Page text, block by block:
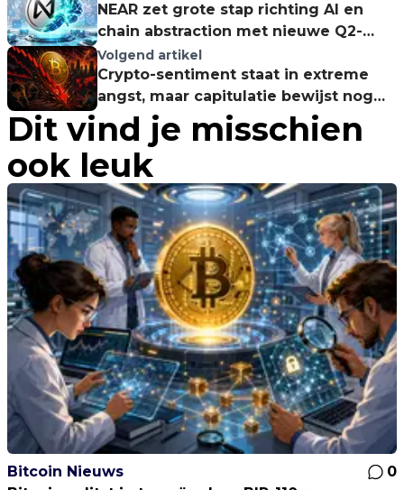
NEAR zet grote stap richting AI en
chain abstraction met nieuwe Q2-
update
Volgend artikel
Crypto-sentiment staat in extreme
angst, maar capitulatie bewijst nog
geen bodem
Dit vind je misschien
ook leuk
Bitcoin Nieuws
0